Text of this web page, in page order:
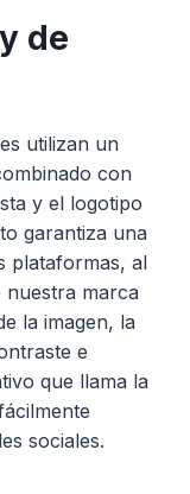
de
utilizan un
con
y el logotipo
garantiza una
plataformas, al
nuestra marca
la imagen, la
e
que llama la
sociales.